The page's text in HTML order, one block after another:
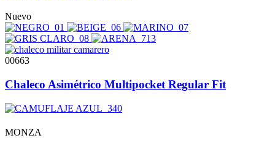
Nuevo
00663
Chaleco Asimétrico Multipocket Regular Fit
MONZA